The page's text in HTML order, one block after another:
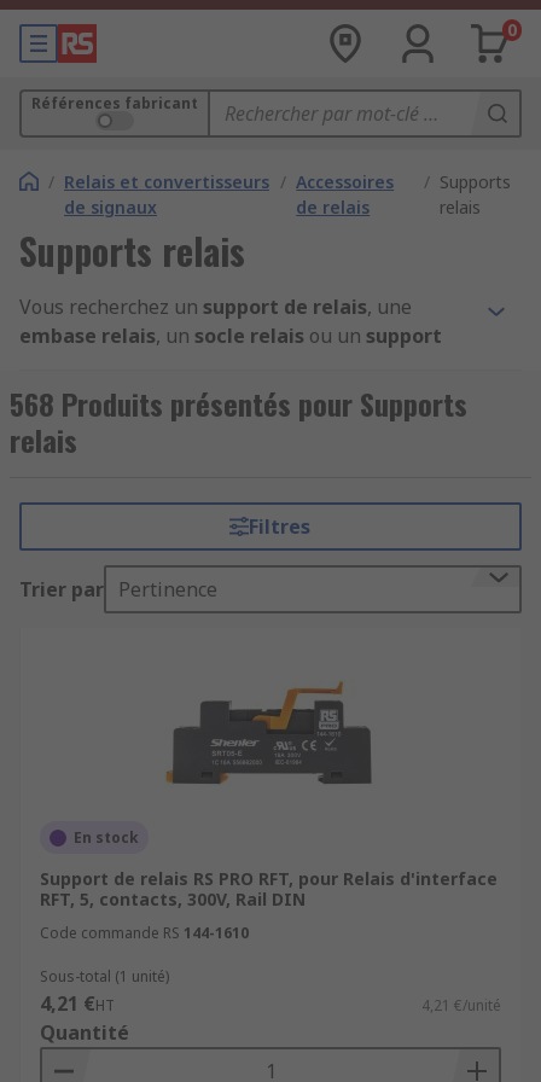
0
Références fabricant
/ Relais et convertisseurs
de signaux
/ Accessoires
de relais
/ Supports
relais
Supports relais
Vous recherchez un support de relais, une
embase relais, un socle relais ou un support
relais dans une armoire électrique ou un système
d'automatisation ? RSpropose une large gamme
de supports de relais compatibles avec de
Disponibles en stock et livrés rapidement, ces
accessoires facilitent l'installation, le câblage, le
remplacement et la maintenance des relais dans
les applications industrielles, tertiaires et
Une gamme complète de supports
de relais pour vos installations
Lessupports de relais
tout en simplifiant leur remplacement sans
intervention sur le câblage. Ils sont largement
tableaux électriques, systèmes de contrôle
industriel et installations de distribution
d'énergie.
568 Produits présentés pour Supports
relais
Filtres
Trier par Pertinence
En stock
Support de relais RS PRO RFT, pour Relais d'interface
RFT, 5, contacts, 300V, Rail DIN
Code commande RS 144-1610
Sous-total (1 unité)
4,21 €HT 4,21 €/unité
Quantité